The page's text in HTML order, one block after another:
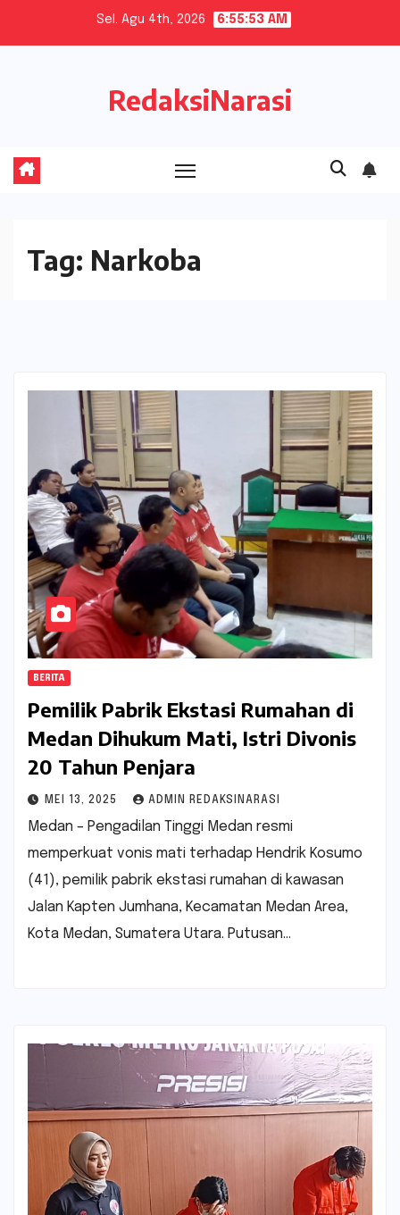
Sel. Agu 4th, 2026 6:55:54 AM
RedaksiNarasi
Tag: Narkoba
BERITA
Pemilik Pabrik Ekstasi Rumahan di
Medan Dihukum Mati, Istri Divonis
20 Tahun Penjara
MEI 13, 2025 ADMIN REDAKSINARASI
Medan – Pengadilan Tinggi Medan resmi
memperkuat vonis mati terhadap Hendrik Kosumo
(41), pemilik pabrik ekstasi rumahan di kawasan
Jalan Kapten Jumhana, Kecamatan Medan Area,
Kota Medan, Sumatera Utara. Putusan…